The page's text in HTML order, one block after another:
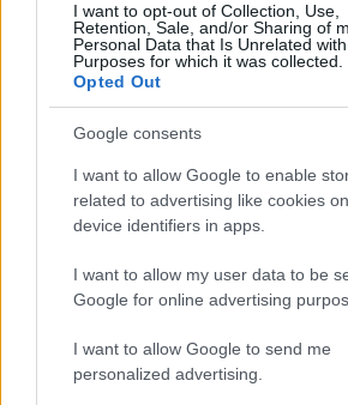
I want to opt-out of Collection, Use,
Retention, Sale, and/or Sharing of
Personal Data that Is Unrelated
Purposes for which it was collected.
Opted Out
Google consents
I want to allow Google to enable
related to advertising like cookies
device identifiers in apps.
I want to allow my user data to be
Google for online advertising
I want to allow Google to send me
personalized advertising.
Vuoi rimanere sempre
Iscriviti alla newsletter di Gallura
email periodiche contenenti le ultime
sul sito web!
Privacy
Utilizziamo Mailchimp come